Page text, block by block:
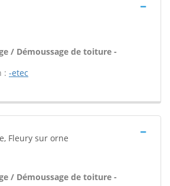
/ Démoussage de toiture -
: -etec
Fleury sur orne
/ Démoussage de toiture -